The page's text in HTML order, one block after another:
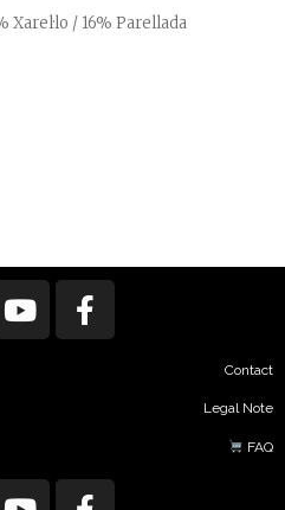
Xarel·lo / 16% Parellada
Contact
Legal Note
FAQ